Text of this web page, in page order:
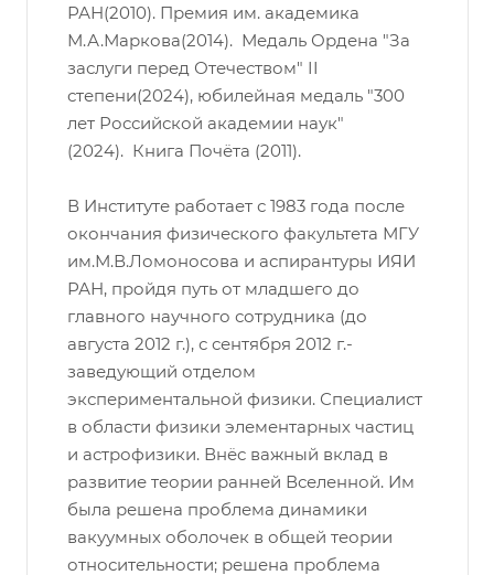
РАН(2010). Премия им. академика
М.А.Маркова(2014). Медаль Ордена "За
заслуги перед Отечеством" II
степени(2024), юбилейная медаль "300
лет Российской академии наук"
(2024). Книга Почёта (2011).
В Институте работает с 1983 года после
окончания физического факультета МГУ
им.М.В.Ломоносова и аспирантуры ИЯИ
РАН, пройдя путь от младшего до
главного научного сотрудника (до
августа 2012 г.), с сентября 2012 г.-
заведующий отделом
экспериментальной физики. Специалист
в области физики элементарных частиц
и астрофизики. Внёс важный вклад в
развитие теории ранней Вселенной. Им
была решена проблема динамики
вакуумных оболочек в общей теории
относительности; решена проблема